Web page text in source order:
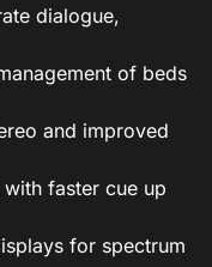
dialogue,
of beds
and improved
faster cue up
for spectrum